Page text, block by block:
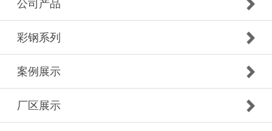
公司产品
彩钢系列
案例展示
厂区展示